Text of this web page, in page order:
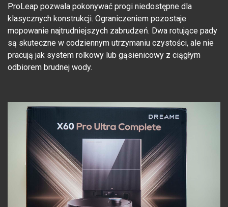
ProLeap pozwala pokonywać progi niedostępne dla
klasycznych konstrukcji. Ograniczeniem pozostaje
mopowanie najtrudniejszych zabrudzeń. Dwa rotujące pady
są skuteczne w codziennym utrzymaniu czystości, ale nie
pracują jak system rolkowy lub gąsienicowy z ciągłym
odbiorem brudnej wody.